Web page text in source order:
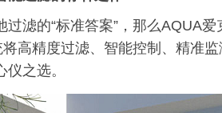
过滤的“标准答案”，那么AQUA
将高精度过滤、智能控制、精准
之选。